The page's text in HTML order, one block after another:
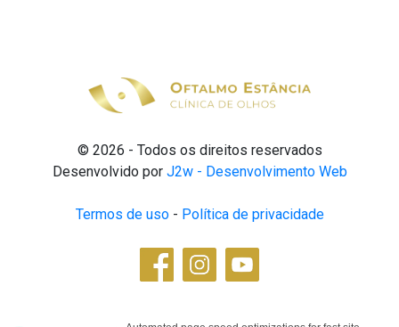
© 2026 - Todos os direitos reservados
Desenvolvido por J2w - Desenvolvimento Web
Termos de uso- Política de privacidade